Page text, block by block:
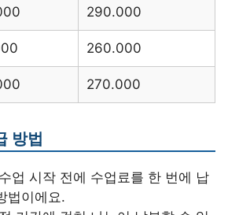
290.000
260.000
270.000
방법
업 시작 전에 수업료를 한 번에 납
법이에요.